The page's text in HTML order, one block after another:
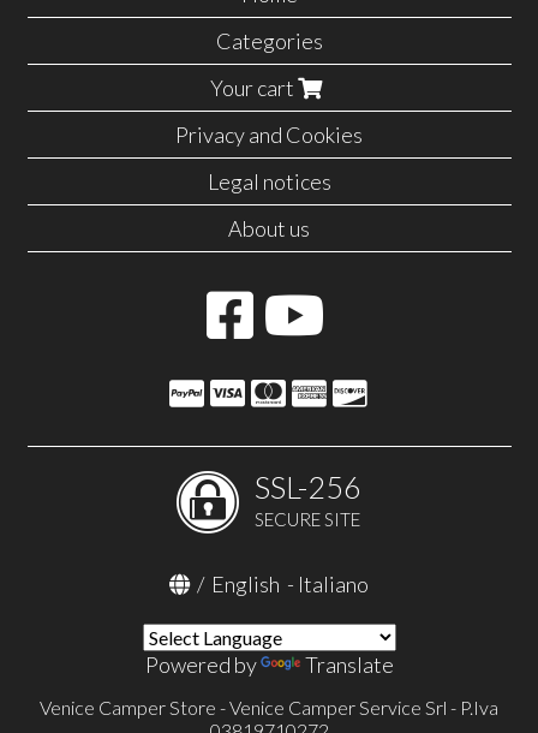
Categories
Your cart
Privacy and Cookies
Legal notices
About us
SSL-256
SECURE SITE
/ English - Italiano
Powered by Translate
Venice Camper Store - Venice Camper Service Srl - P.Iva